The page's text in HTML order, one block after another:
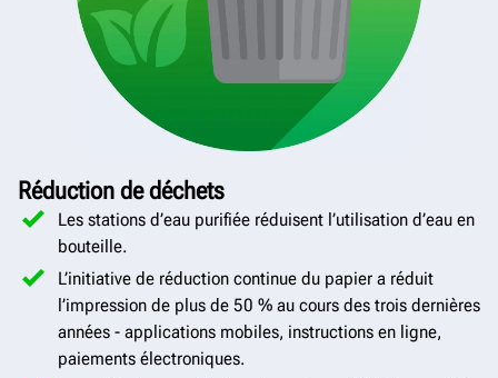
Réduction de déchets
Les stations d’eau purifiée réduisent l’utilisation d’eau en
bouteille.
L’initiative de réduction continue du papier a réduit
l’impression de plus de 50 % au cours des trois dernières
années - applications mobiles, instructions en ligne,
paiements électroniques.